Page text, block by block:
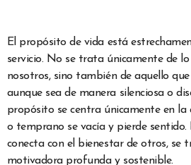
El propósito de vida está
servicio. No se trata únicamente de
nosotros, sino también de aquello
aunque sea de manera silenciosa o
propósito se centra únicamente en la
o temprano se vacía y pierde sentido.
conecta con el bienestar de otros, se
motivadora profunda y sostenible.